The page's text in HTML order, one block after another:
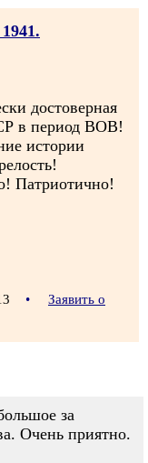
достоверная
в период ВОВ!
истории
Патриотично!
•
Заявить о
за
Очень приятно.